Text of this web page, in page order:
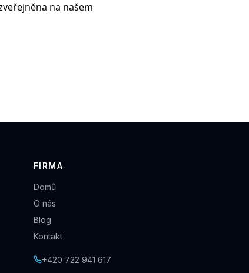
na našem
FIRMA
Domů
O nás
Blog
Kontakt
+420 722 941 617